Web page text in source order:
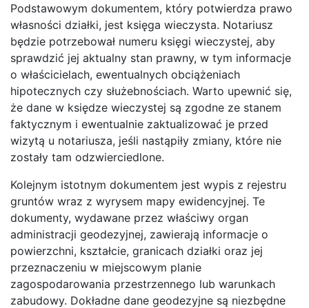
Podstawowym dokumentem, który potwierdza prawo
własności działki, jest księga wieczysta. Notariusz
będzie potrzebował numeru księgi wieczystej, aby
sprawdzić jej aktualny stan prawny, w tym informacje
o właścicielach, ewentualnych obciążeniach
hipotecznych czy służebnościach. Warto upewnić się,
że dane w księdze wieczystej są zgodne ze stanem
faktycznym i ewentualnie zaktualizować je przed
wizytą u notariusza, jeśli nastąpiły zmiany, które nie
zostały tam odzwierciedlone.
Kolejnym istotnym dokumentem jest wypis z rejestru
gruntów wraz z wyrysem mapy ewidencyjnej. Te
dokumenty, wydawane przez właściwy organ
administracji geodezyjnej, zawierają informacje o
powierzchni, kształcie, granicach działki oraz jej
przeznaczeniu w miejscowym planie
zagospodarowania przestrzennego lub warunkach
zabudowy. Dokładne dane geodezyjne są niezbędne